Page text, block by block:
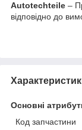
Autotechteile –
відповідно до
Основні
Код запчастини